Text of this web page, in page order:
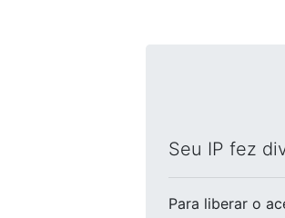
Seu IP fez
Para liberar o